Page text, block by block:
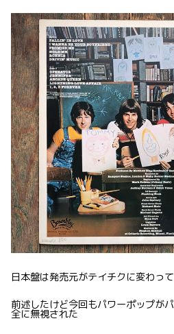
日本盤は発売元がテイチクに変わっ
前述したけど今回もパワーポップが
全に無視された